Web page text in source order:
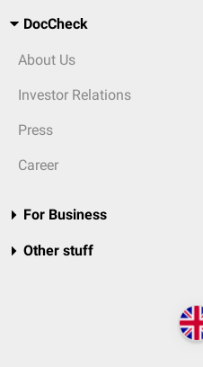
DocCheck
About Us
Investor Relations
Press
Career
For Business
Other stuff